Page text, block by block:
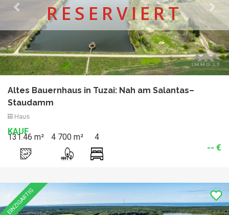
RESERVIERT
Altes Bauernhaus in Tuzai: Nah am Salantas–
Staudamm
Haus
KAUF
131.46 m² 4 700 m² 4
-- €
EINZIGARTIG
Previous